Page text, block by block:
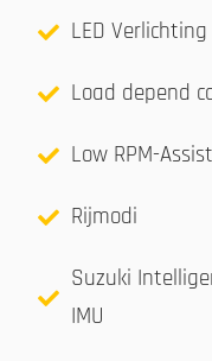
LED Verlichting
Load depend
Low RPM-Assist
Rijmodi
Suzuki
IMU